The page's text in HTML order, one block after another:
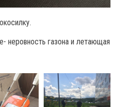
неровность газона и летающая